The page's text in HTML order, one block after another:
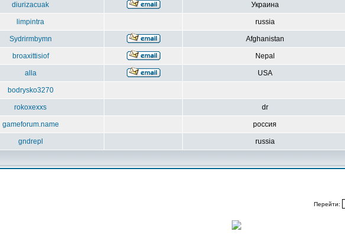
diurizacuak Украина
limpintra russia
Sydrirmbymn Afghanistan
broaxittisiof Nepal
alla USA
bodrysko3270
rokoxexxs dr
gameforum.name россия
gndrepl russia
Перейти: